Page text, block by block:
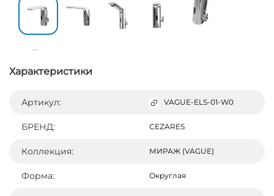
Характеристики
Артикул: VAGUE-ELS-01-W0
БРЕНД: CEZARES
Коллекция: МИРАЖ (VAGUE)
Форма: Округлая